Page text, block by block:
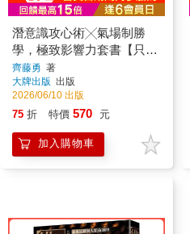
潛意識攻心術╳氣場制勝
學，極致影響力套書【只要
看起來很厲害，就可以了！
巧妙直入人心的暗黑心理學
＋只要氣勢做出來，就贏大
半了！巧妙掌握人心的暗黑
心理術】
齊藤勇 著
大牌出版 出版
2026/06/10 出版
75 折 特價 570 元
加入購物車